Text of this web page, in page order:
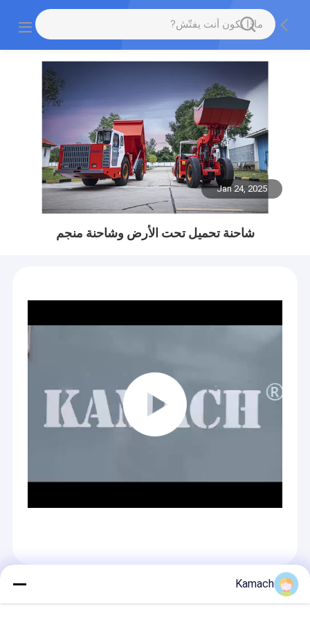
Jan 24, 2025
شاحنة تحميل تحت الأرض وشاحنة منجم
المنتجات الموصى بها
Kamach